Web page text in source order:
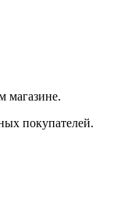
магазине.
покупателей.